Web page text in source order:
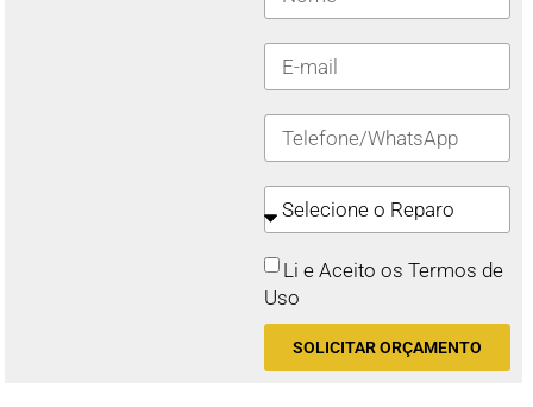
Li e Aceito os Termos de
Uso
SOLICITAR ORÇAMENTO